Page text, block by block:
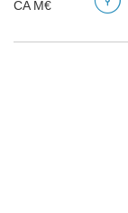
CA M€